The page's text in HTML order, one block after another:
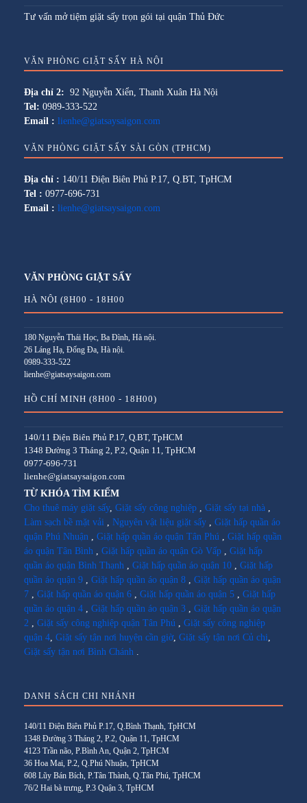
Tư vấn mở tiệm giặt sấy trọn gói tại quận Thủ Đức
VĂN PHÒNG GIẶT SẤY HÀ NỘI
Địa chỉ 2: 92 Nguyễn Xiển, Thanh Xuân Hà Nội
Tel: 0989-333-522
Email : lienhe@giatsaysaigon.com
VĂN PHÒNG GIẶT SẤY SÀI GÒN (TPHCM)
Địa chỉ : 140/11 Điện Biên Phủ P.17, Q.BT, TpHCM
Tel : 0977-696-731
Email : lienhe@giatsaysaigon.com
VĂN PHÒNG GIẶT SẤY
HÀ NỘI (8H00 - 18H00
180 Nguyễn Thái Học, Ba Đình, Hà nội.
26 Láng Hạ, Đống Đa, Hà nội.
0989-333-522
lienhe@giatsaysaigon.com
HỒ CHÍ MINH (8H00 - 18H00)
140/11 Điện Biên Phủ P.17, Q.BT, TpHCM
1348 Đường 3 Tháng 2, P.2, Quận 11, TpHCM
0977-696-731
lienhe@giatsaysaigon.com
TỪ KHÓA TÌM KIẾM
Cho thuê máy giặt sấy, Giặt sấy công nghiệp , Giặt sấy tại nhà ,
Làm sạch bề mặt vải , Nguyên vật liệu giặt sấy , Giặt hấp quần áo
quận Phú Nhuận , Giặt hấp quần áo quận Tân Phú , Giặt hấp quần
áo quận Tân Bình , Giặt hấp quần áo quận Gò Vấp , Giặt hấp
quần áo quận Bình Thạnh , Giặt hấp quần áo quận 10 , Giặt hấp
quần áo quận 9 , Giặt hấp quần áo quận 8 , Giặt hấp quần áo quận
7 , Giặt hấp quần áo quận 6 , Giặt hấp quần áo quận 5 , Giặt hấp
quần áo quận 4 , Giặt hấp quần áo quận 3 , Giặt hấp quần áo quận
2 , Giặt sấy công nghiệp quận Tân Phú , Giặt sấy công nghiệp
quận 4, Giặt sấy tận nơi huyện cần giờ, Giặt sấy tận nơi Củ chi,
Giặt sấy tận nơi Bình Chánh .
DANH SÁCH CHI NHÁNH
140/11 Điện Biên Phủ P.17, Q.Bình Thạnh, TpHCM
1348 Đường 3 Tháng 2, P.2, Quận 11, TpHCM
4123 Trần não, P.Bình An, Quận 2, TpHCM
36 Hoa Mai, P.2, Q.Phú Nhuận, TpHCM
608 Lũy Bán Bích, P.Tân Thành, Q.Tân Phú, TpHCM
76/2 Hai bà trưng, P.3 Quận 3, TpHCM